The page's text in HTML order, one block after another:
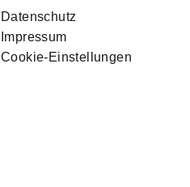
Datenschutz
Impressum
Cookie-Einstellungen